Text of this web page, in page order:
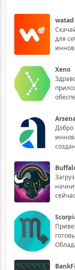
Скачайте
для
Xeno
Добро